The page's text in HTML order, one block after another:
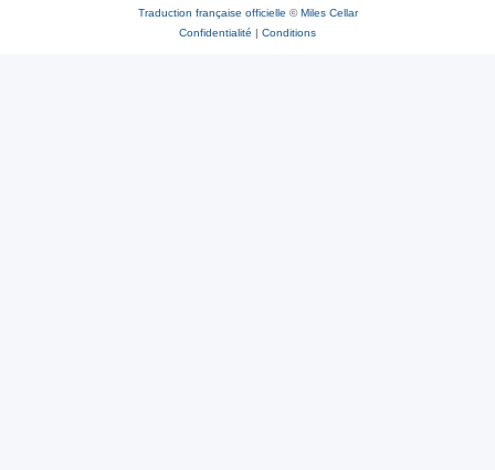
Traduction française officielle ©Miles Cellar
Confidentialité | Conditions